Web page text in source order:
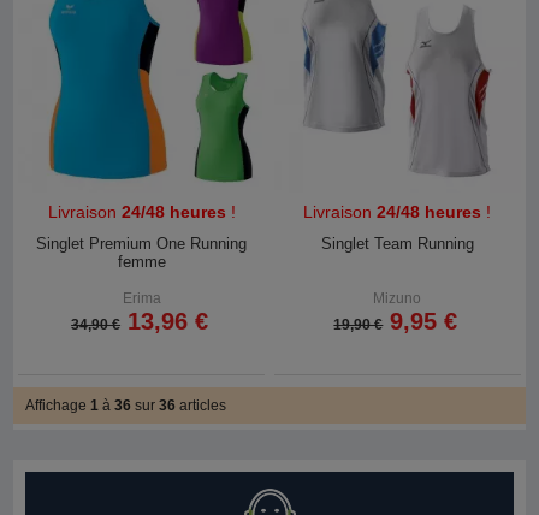
Livraison 24/48 heures !
Singlet Premium One Running
femme
Erima
34,90 € 13,96 €
Livraison24/48 heures !
Singlet Team Running
Mizuno
19,90 € 9,95 €
Affichage1à36sur36articles